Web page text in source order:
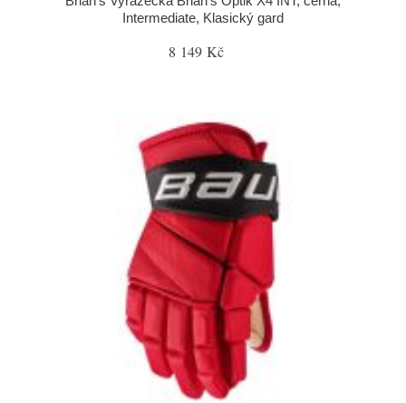
Intermediate, Klasický gard
8 149 Kč